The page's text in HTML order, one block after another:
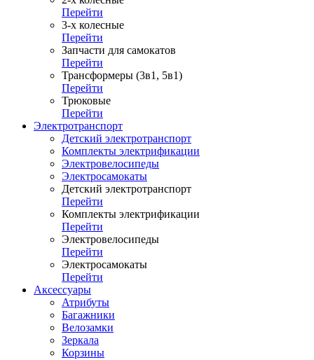
Перейти
3-х колесные
Перейти
Запчасти для самокатов
Перейти
Трансформеры (3в1, 5в1)
Перейти
Трюковые
Перейти
Электротранспорт
Детский электротранспорт
Комплекты электрификации
Электровелосипеды
Электросамокаты
Детский электротранспорт
Перейти
Комплекты электрификации
Перейти
Электровелосипеды
Перейти
Электросамокаты
Перейти
Аксессуары
Атрибуты
Багажники
Велозамки
Зеркала
Корзины